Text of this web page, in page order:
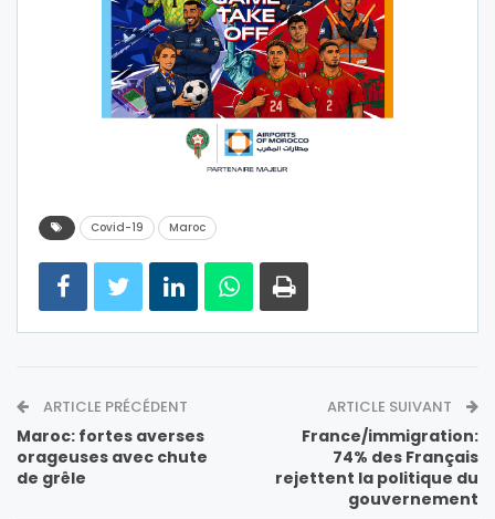
Covid-19 Maroc
ARTICLE PRÉCÉDENT
Maroc: fortes averses
orageuses avec chute
de grêle
ARTICLE SUIVANT
France/immigration:
74% des Français
rejettent la politique du
gouvernement